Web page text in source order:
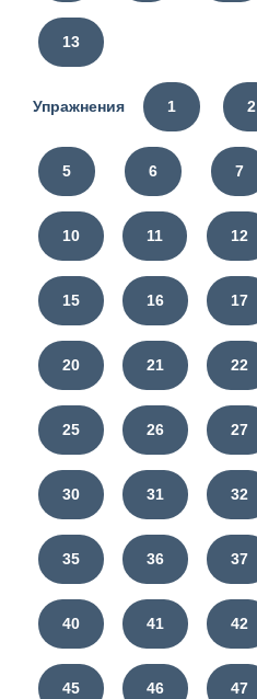
13
Упражнения 1 2
5 6 7
10 11 12
15 16 17
20 21 22
25 26 27
30 31 32
35 36 37
40 41 42
45 46 47